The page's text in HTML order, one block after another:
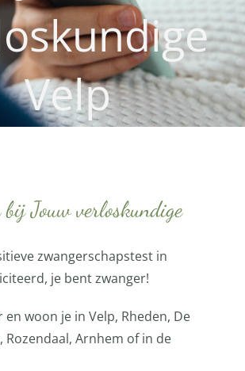
Velp
Jouw verloskundige
zwangerschapstest in
je bent zwanger!
en woon je in Velp, Rheden, De
Rozendaal, Arnhem of in de